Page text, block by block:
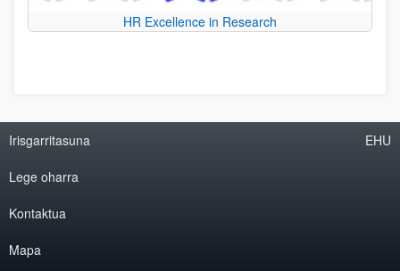
HR Excellence in Research
Irisgarritasuna
Lege oharra
Kontaktua
Mapa
EHU